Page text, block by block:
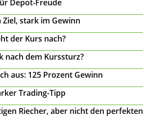
Depot-Freude
stark im Gewinn
der Kurs nach?
nach dem Kurssturz?
aus: 125 Prozent Gewinn
Trading-Tipp
Riecher, aber nicht den perfekten